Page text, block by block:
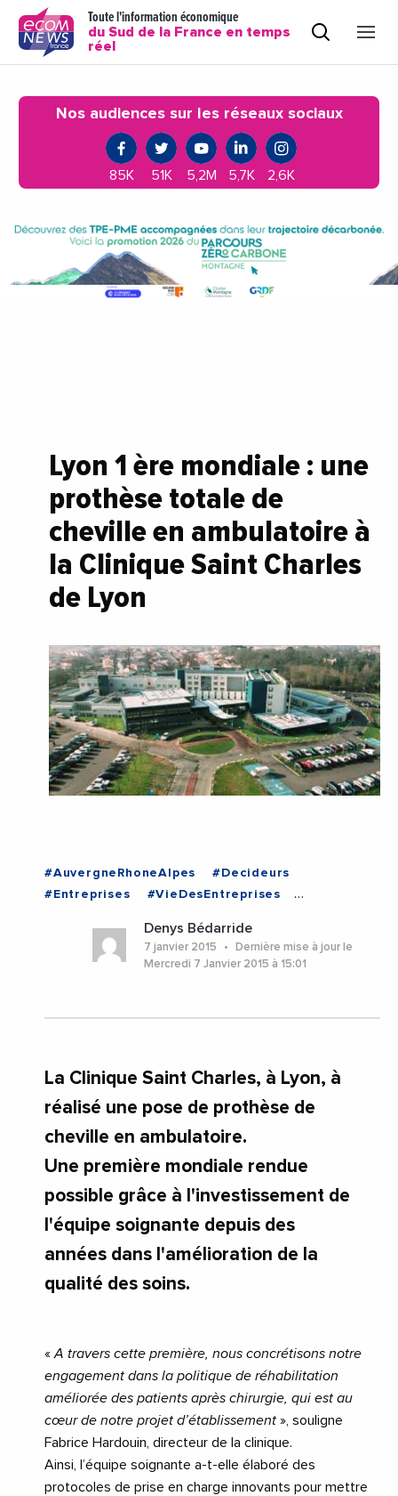
Toute l'information économique
du Sud de la France en temps
réel
Nos audiences sur les réseaux sociaux
85K 51K 5,2M 5,7K 2,6K
Lyon 1 ère mondiale : une
prothèse totale de
cheville en ambulatoire à
la Clinique Saint Charles
de Lyon
#AuvergneRhoneAlpes
#Decideurs
#Entreprises
#VieDesEntreprises
Denys Bédarride
7 janvier 2015
Dernière mise à jour le
Mercredi 7 Janvier 2015 à 15:01
La Clinique Saint Charles, à Lyon, à
réalisé une pose de prothèse de
cheville en ambulatoire.
Une première mondiale rendue
possible grâce à l'investissement de
l'équipe soignante depuis des
années dans l'amélioration de la
qualité des soins.
« A travers cette première, nous concrétisons notre
engagement dans la politique de réhabilitation
améliorée des patients après chirurgie, qui est au
cœur de notre projet d’établissement », souligne
Fabrice Hardouin, directeur de la clinique.
Ainsi, l’équipe soignante a-t-elle élaboré des
protocoles de prise en charge innovants pour mettre